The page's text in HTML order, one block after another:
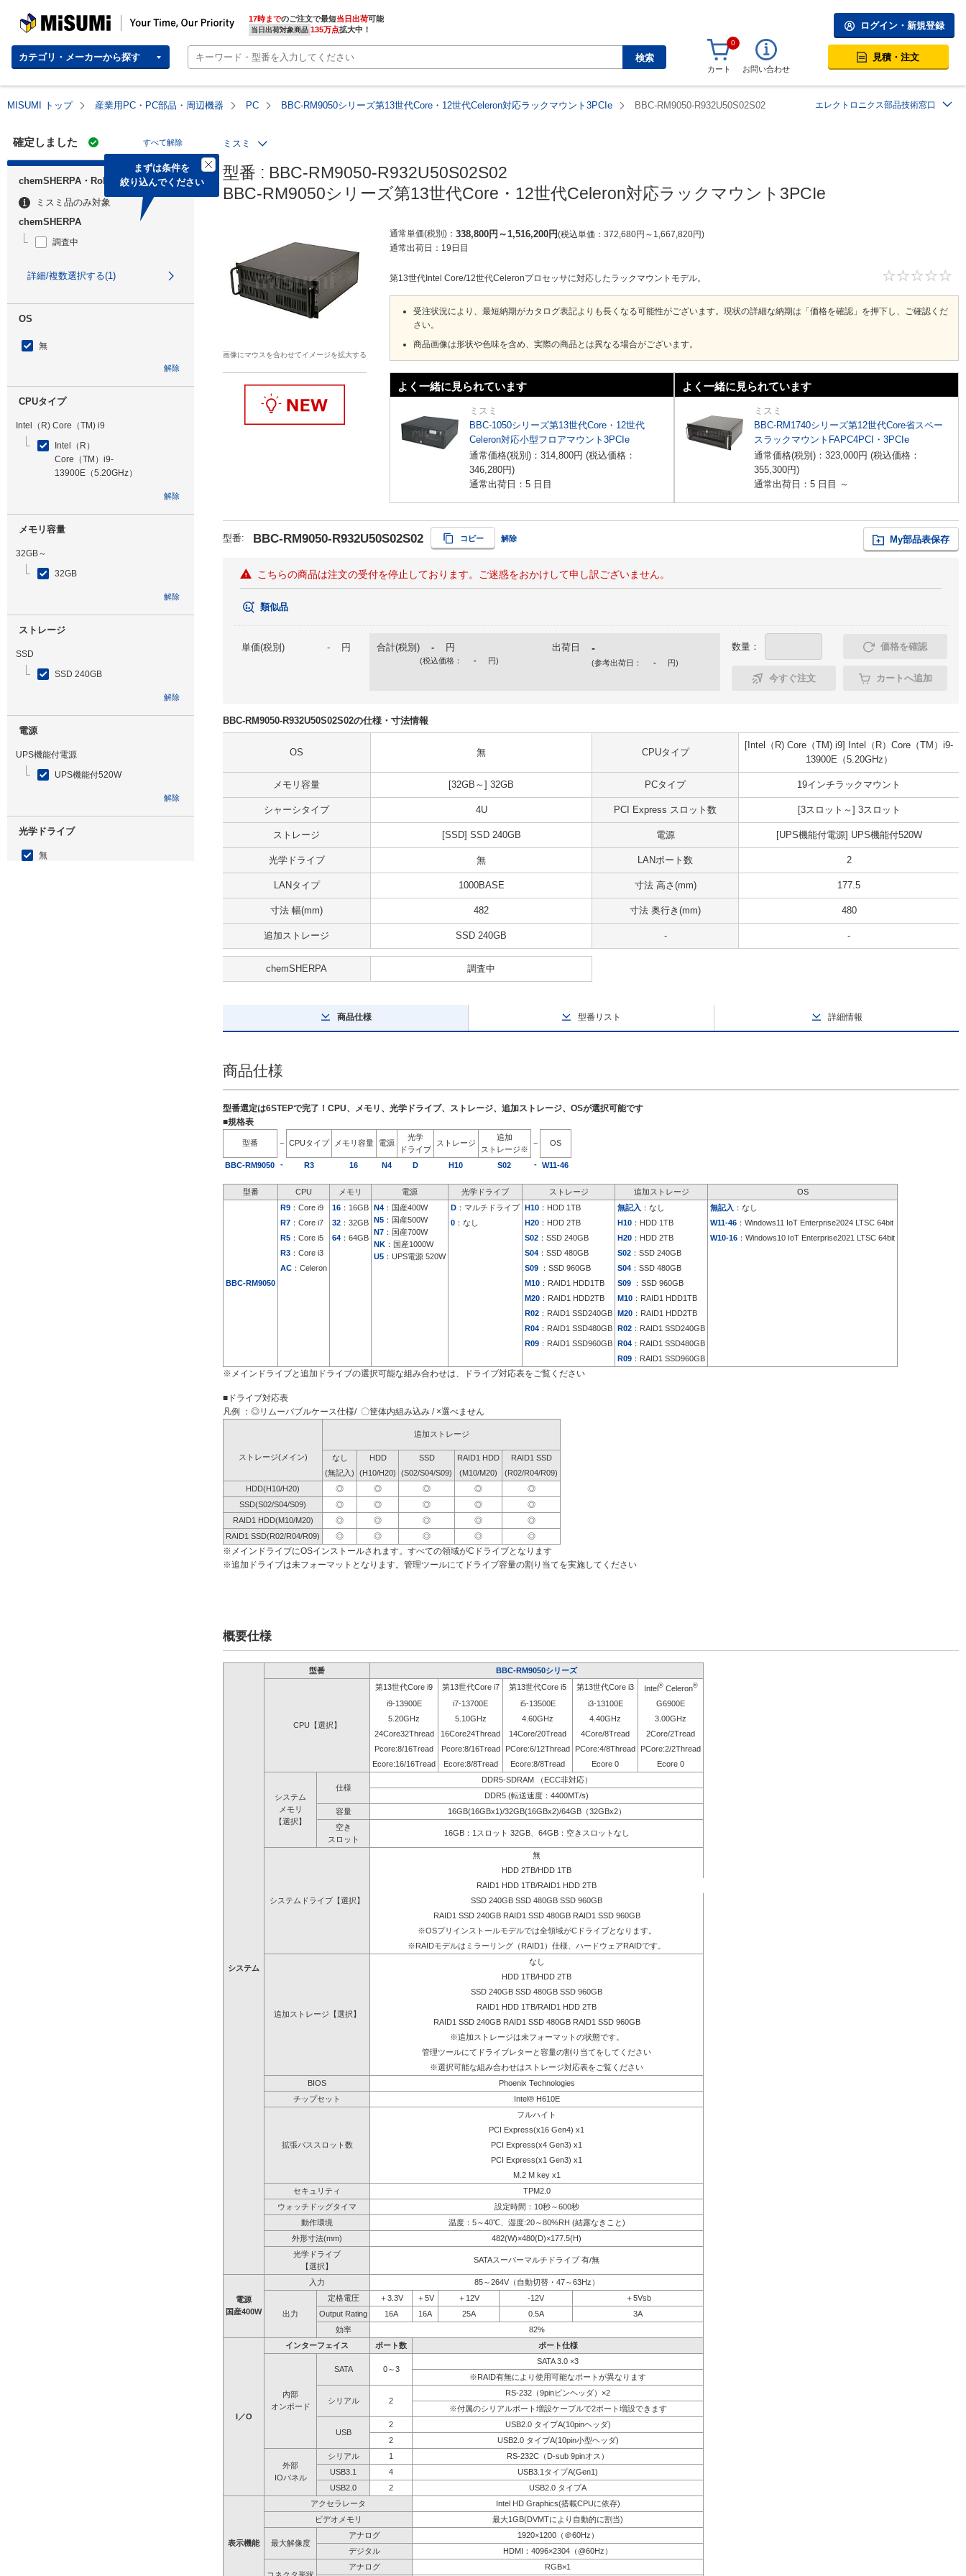
MISUMI | Your Time, Our Priority 17時までのご注文で最短当日出荷
当日出荷対象商品 135万点拡大中！
カテゴリ・メーカーから探す 検索
ログイン・新規登録
0
カート お問い合わせ
見積・注文
MISUMI トップ 産業用PC・PC部品・周辺機器 PC BBC-RM9050シリーズ第13世代Core・12世代Celeron対応ラックマウント3PCIe BBC-RM9050-R932U50S02S02 エレクトロニクス部品技術窓口
確定しました すべて解除
まずは条件を
絞り込んでください
chemSHERPA・RoHS
ミスミ品のみ対象
chemSHERPA
調査中
詳細/複数選択する(1)
OS
無
解除
CPUタイプ
Intel（R) Core（TM) i9
Intel（R）
Core（TM）i9-
13900E（5.20GHz）
解除
メモリ容量
32GB～
32GB
解除
ストレージ
SSD
SSD 240GB
解除
電源
UPS機能付電源
UPS機能付520W
解除
光学ドライブ
無
ミスミ
型番 : BBC-RM9050-R932U50S02S02
BBC-RM9050シリーズ第13世代Core・12世代Celeron対応ラックマウント3PCIe
画像にマウスを合わせてイメージを拡大する
通常単価(税別) 338,800円 ～1,516,200円 税込単価 372,680円 ～ 1,667,820円
通常出荷日： 19日目
第13世代Intel Core/12世代Celeronプロセッサに対応したラックマウントモデル。
受注状況により、最短納期がカタログ表記よりも長くなる可能性がございます。現状の詳細な納期は「価格を確認」を押下し、ご確認くだ
さい。
商品画像は形状や色味を含め、実際の商品とは異なる場合がございます。
よく一緒に見られています
ミスミ
BBC-1050シリーズ第13世代Core・12世代
Celeron対応小型フロアマウント3PCIe
通常価格(税別)： 314,800円 (税込価格：
346,280円)
通常出荷日：5 日目
よく一緒に見られています
ミスミ
BBC-RM1740シリーズ第12世代Core省スペー
スラックマウントFAPC4PCI・3PCIe
通常価格(税別)： 323,000円 (税込価格：
355,300円)
通常出荷日：5 日目 ～
型番: BBC-RM9050-R932U50S02S02 コピー 解除 My部品表保存
こちらの商品は注文の受付を停止しております。ご迷惑をおかけして申し訳ございません。
類似品
単価(税別) - 円 合計(税別) - 円
(税込価格： - 円)
出荷日 -
(参考出荷日： - 円)
数量： 価格を確認
今すぐ注文 カートへ追加
BBC-RM9050-R932U50S02S02の仕様・寸法情報
OS 無 CPUタイプ
[Intel（R) Core（TM) i9] Intel（R）Core（TM）i9-
13900E（5.20GHz）
メモリ容量 [32GB～] 32GB PCタイプ 19インチラックマウント
シャーシタイプ 4U PCI Express スロット数 [3スロット～] 3スロット
ストレージ [SSD] SSD 240GB 電源 [UPS機能付電源] UPS機能付520W
光学ドライブ 無 LANポート数 2
LANタイプ 1000BASE 寸法 高さ(mm) 177.5
寸法 幅(mm) 482 寸法 奥行き(mm) 480
追加ストレージ SSD 240GB - -
chemSHERPA 調査中
商品仕様 型番リスト 詳細情報
商品仕様
型番選定は6STEPで完了！CPU、メモリ、光学ドライブ、ストレージ、追加ストレージ、OSが選択可能です
■規格表
型番 − CPUタイプ メモリ容量 電源
光学
ドライブ
ストレージ
追加
ストレージ※
− OS
BBC-RM9050 - R3 16 N4 D H10 S02 - W11-46
型番 CPU メモリ 電源 光学ドライブ ストレージ 追加ストレージ OS
BBC-RM9050
R9 ：Core i9 16 ：16GB N4 ：国産400W
N5 ：国産500W
N7 ：国産700W
NK ：国産1000W
U5 ：UPS電源 520W
D ：マルチドライブ H10 ：HDD 1TB 無記入 ：なし 無記入 ：なし
R7 ：Core i7 32 ：32GB 0 ：なし H20 ：HDD 2TB H10 ：HDD 1TB W11-46 ：Windows11 IoT Enterprise2024 LTSC 64bit
R5 ：Core i5 64 ：64GB S02 ：SSD 240GB H20 ：HDD 2TB W10-16 ：Windows10 IoT Enterprise2021 LTSC 64bit
R3 ：Core i3 S04 ：SSD 480GB S02 ：SSD 240GB
AC ：Celeron S09 ：SSD 960GB S04 ：SSD 480GB
M10 ：RAID1 HDD1TB S09 ：SSD 960GB
M20 ：RAID1 HDD2TB M10 ：RAID1 HDD1TB
R02 ：RAID1 SSD240GB M20 ：RAID1 HDD2TB
R04 ：RAID1 SSD480GB R02 ：RAID1 SSD240GB
R09 ：RAID1 SSD960GB R04 ：RAID1 SSD480GB
R09 ：RAID1 SSD960GB
※メインドライブと追加ドライブの選択可能な組み合わせは、ドライブ対応表をご覧ください
■ドライブ対応表
凡例 ：◎リムーバブルケース仕様/ 〇筐体内組み込み / ×選べません
追加ストレージ
ストレージ(メイン) なし HDD SSD RAID1 HDD
RAID1 SSD
(無記入)
(H10/H20) (S02/S04/S09) (M10/M20)
(R02/R04/R09)
HDD(H10/H20)
◎ ◎ ◎ ◎
◎
SSD(S02/S04/S09)
◎ ◎ ◎ ◎
◎
RAID1 HDD(M10/M20)
◎ ◎ ◎ ◎
◎
RAID1 SSD(R02/R04/R09)
◎ ◎ ◎ ◎ ◎
※メインドライブにOSインストールされます。すべての領域がCドライブとなります
※追加ドライブは未フォーマットとなります。管理ツールにてドライブ容量の割り当てを実施してください
概要仕様
システム
型番 BBC-RM9050シリーズ
CPU【選択】
第13世代Core i9 第13世代Core i7 第13世代Core i5 第13世代Core i3 Intel®Celeron®
i9-13900E i7-13700E i5-13500E i3-13100E
G6900E
5.20GHz
5.10GHz 4.60GHz 4.40GHz
3.00GHz
24Core32Thread
16Core24Thread 14Core/20Tread 4Core/8Tread
2Core/2Tread
Pcore:8/16Tread
Pcore:8/16Tread PCore:6/12Thread PCore:4/8Thread
PCore:2/2Thread
Ecore:16/16Tread
Ecore:8/8Tread Ecore:8/8Tread Ecore 0 Ecore 0
システム
メモリ
【選択】
仕様
DDR5-SDRAM （ECC非対応）
DDR5 (転送速度：4400MT/s)
容量
16GB(16GBx1)/32GB(16GBx2)/64GB（32GBx2）
空き
スロット
16GB：1スロット 32GB、64GB：空きスロットなし
システムドライブ【選択】
無
HDD 2TB/HDD 1TB
RAID1 HDD 1TB/RAID1 HDD 2TB
SSD 240GB SSD 480GB SSD 960GB
RAID1 SSD 240GB RAID1 SSD 480GB RAID1 SSD 960GB
※OSプリインストールモデルでは全領域がCドライブとなります。
※RAIDモデルはミラーリング（RAID1）仕様、ハードウェアRAIDです。
追加ストレージ【選択】
なし
HDD 1TB/HDD 2TB
SSD 240GB SSD 480GB SSD 960GB
RAID1 HDD 1TB/RAID1 HDD 2TB
RAID1 SSD 240GB RAID1 SSD 480GB RAID1 SSD 960GB
※追加ストレージは未フォーマットの状態です。
管理ツールにてドライブレターと容量の割り当てをしてください
※選択可能な組み合わせはストレージ対応表をご覧ください
BIOS
Phoenix Technologies
チップセット
Intel® H610E
拡張バススロット数
フルハイト
PCI Express(x16 Gen4) x1
PCI Express(x4 Gen3) x1
PCI Express(x1 Gen3) x1
M.2 M key x1
セキュリティ
TPM2.0
ウォッチドッグタイマ
設定時間：10秒～600秒
動作環境
温度：5～40℃、湿度:20～80%RH (結露なきこと)
外形寸法(mm)
482(W)×480(D)×177.5(H)
光学ドライブ
【選択】
SATAスーパーマルチドライブ 有/無
電源
国産400W
入力 85～264V（自動切替・47～63Hz）
出力
定格電圧 ＋3.3V ＋5V ＋12V -12V
＋5Vsb
Output Rating
16A 16A 25A 0.5A
3A
効率
82%
I／O
インターフェイス ポート数 ポート仕様
内部
オンボード
SATA 0～3
SATA 3.0 ×3
※RAID有無により使用可能なポートが異なります
シリアル 2
RS-232（9pinピンヘッダ）×2
※付属のシリアルポート増設ケーブルで2ポート増設できます
USB
2
USB2.0 タイプA(10pinヘッダ)
2
USB2.0 タイプA(10pin小型ヘッダ)
外部
IOパネル
シリアル 1
RS-232C（D-sub 9pinオス）
USB3.1
4
USB3.1タイプA(Gen1)
USB2.0
2 USB2.0 タイプA
表示機能
アクセラレータ
Intel HD Graphics(搭載CPUに依存)
ビデオメモリ
最大1GB(DVMTにより自動的に割当)
最大解像度
アナログ
1920×1200（＠60Hz）
デジタル
HDMI：4096×2304（@60Hz）
アナログ RGB×1